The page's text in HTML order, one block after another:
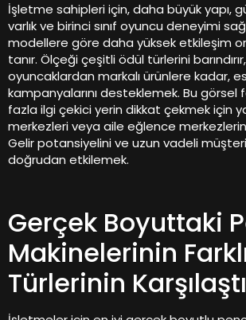
İşletme sahipleri için, daha büyük yapı,
varlık ve birinci sınıf oyuncu deneyimi
modellere göre daha yüksek etkileşim
tanır. Ölçeği çeşitli ödül türlerini
oyuncaklardan markalı ürünlere kadar,
kampanyalarını desteklemek. Bu görsel
fazla ilgi çekici yerin dikkat çekmek için
merkezleri veya aile eğlence
Gelir potansiyelini ve uzun vadeli
doğrudan etkilemek.
Gerçek Boyuttaki
Makinelerinin
Türlerinin